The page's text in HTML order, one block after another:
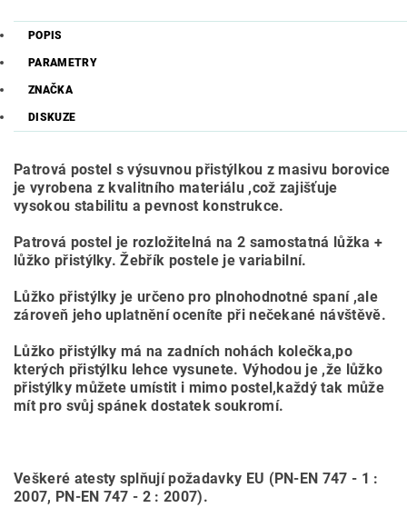
POPIS
PARAMETRY
ZNAČKA
DISKUZE
Patrová postel s výsuvnou přistýlkou z masivu borovice
je vyrobena z kvalitního materiálu ,což zajišťuje
vysokou stabilitu a pevnost konstrukce.
Patrová postel je rozložitelná na 2 samostatná lůžka +
lůžko přistýlky. Žebřík postele je variabilní.
Lůžko přistýlky je určeno pro plnohodnotné spaní ,ale
zároveň jeho uplatnění oceníte při nečekané návštěvě.
Lůžko přistýlky má na zadních nohách kolečka,po
kterých přistýlku lehce vysunete. Výhodou je ,že lůžko
přistýlky můžete umístit i mimo postel,každý tak může
mít pro svůj spánek dostatek soukromí.
Veškeré atesty splňují požadavky EU (PN-EN 747 - 1 :
2007, PN-EN 747 - 2 : 2007).